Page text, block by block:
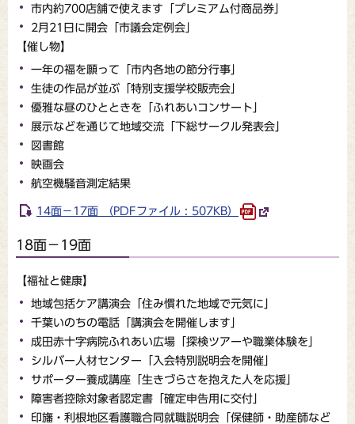
市内約700店舗で使えます「プレミアム付商品券」
2月21日に開会「市議会定例会」
【催し物】
一年の福を願って「市内各地の節分行事」
生徒の作品が並ぶ「特別支援学校販売会」
優雅な昼のひとときを「ふれあいコンサート」
展示などを通じて地域交流「下総サークル発表会」
図書館
映画会
航空機騒音測定結果
14面－17面 （PDFファイル : 507KB）
18面－19面
【福祉と健康】
地域包括ケア講演会「住み慣れた地域で元気に」
千葉いのちの電話「講演会を開催します」
成田赤十字病院ふれあい広場「探検ツアーや職業体験を」
シルバー人材センター「入会特別説明会を開催」
サポーター養成講座「生きづらさを抱えた人を応援」
障害者控除対象者認定書「確定申告用に交付」
印旛・利根地区看護職合同就職説明会「保健師・助産師など